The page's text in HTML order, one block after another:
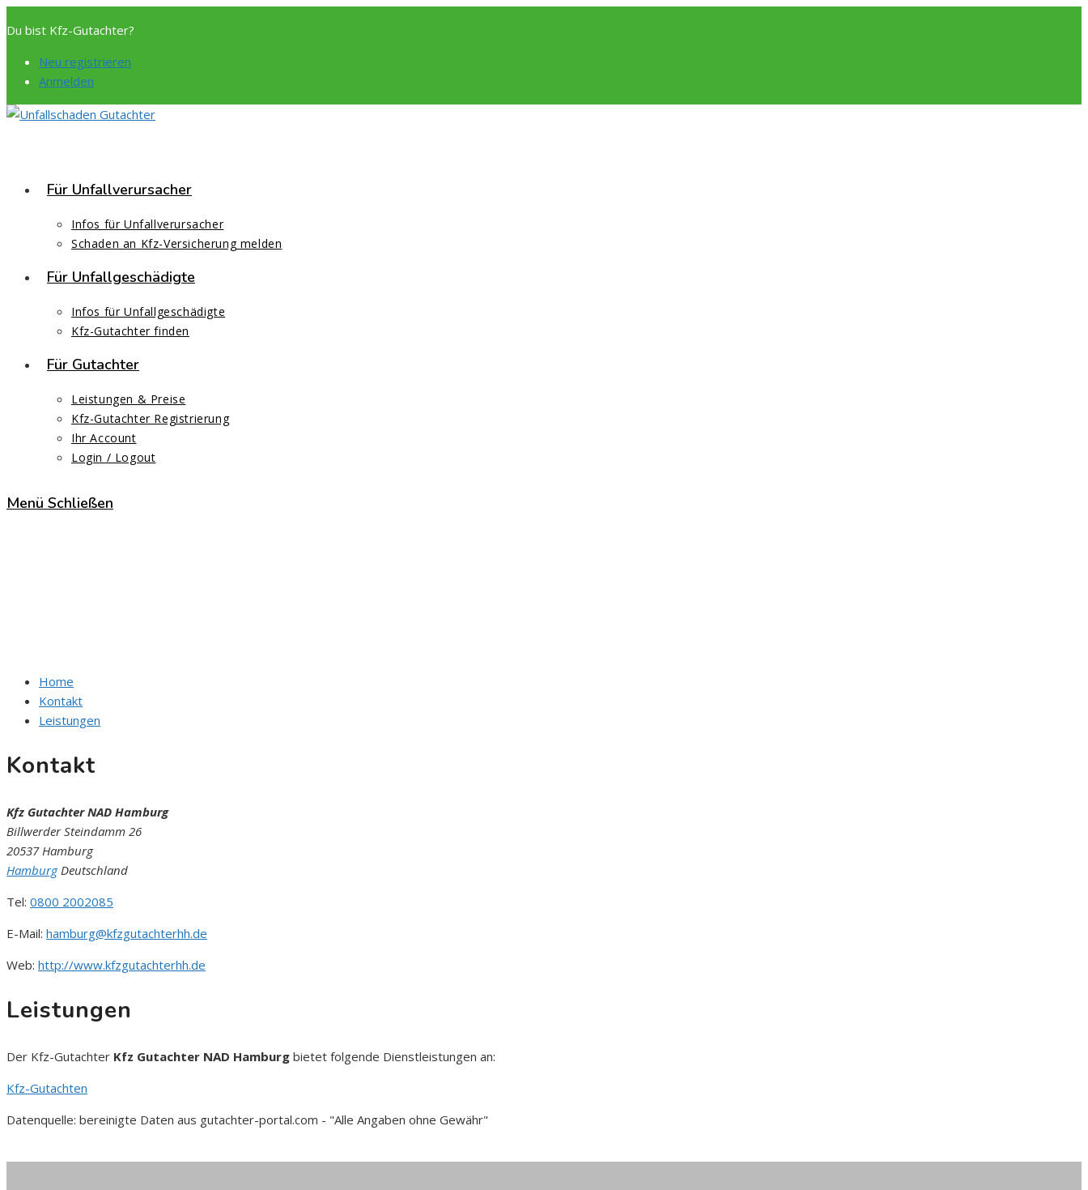
Inhalt
springen
Du bist Kfz-Gutachter?
Neu registrieren
Anmelden
Für Unfallverursacher
Infos für Unfallverursacher
Schaden an Kfz-Versicherung melden
Für Unfallgeschädigte
Infos für Unfallgeschädigte
Kfz-Gutachter finden
Für Gutachter
Leistungen & Preise
Kfz-Gutachter Registrierung
Ihr Account
Login / Logout
Menü Schließen
Home
Kontakt
Leistungen
Kontakt
Kfz Gutachter NAD Hamburg
Billwerder Steindamm 26
20537 Hamburg
HamburgDeutschland
Tel: 0800 2002085
E-Mail: hamburg@kfzgutachterhh.de
Web: http://www.kfzgutachterhh.de
Leistungen
Der Kfz-Gutachter Kfz Gutachter NAD Hamburg bietet folgende Dienstleistungen an:
Kfz-Gutachten
Datenquelle: bereinigte Daten aus gutachter-portal.com - "Alle Angaben ohne Gewähr"